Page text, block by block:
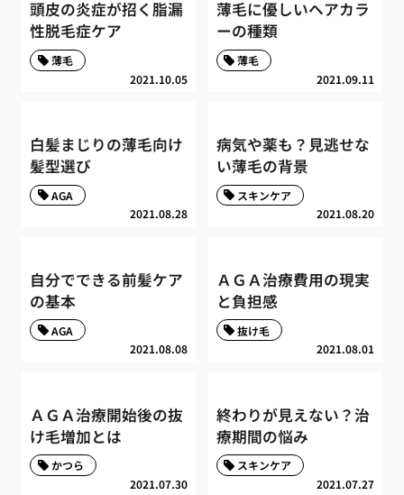
頭皮の炎症が招く脂漏
性脱毛症ケア
2021.10.05
薄毛
薄毛に優しいヘアカラ
ーの種類
2021.09.11
薄毛
白髪まじりの薄毛向け
髪型選び
2021.08.28
AGA
病気や薬も？見逃せな
い薄毛の背景
2021.08.20
スキンケア
自分でできる前髪ケア
の基本
2021.08.08
AGA
ＡＧＡ治療費用の現実
と負担感
2021.08.01
抜け毛
ＡＧＡ治療開始後の抜
け毛増加とは
2021.07.30
かつら
終わりが見えない？治
療期間の悩み
2021.07.27
スキンケア